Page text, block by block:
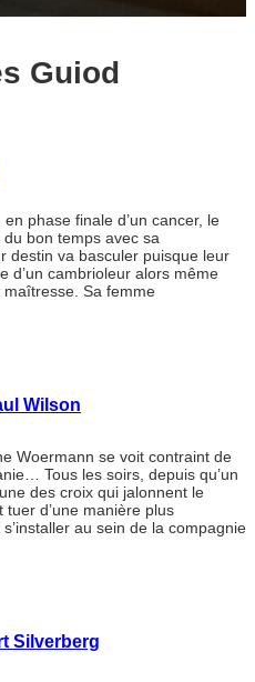
Guiod
phase finale d’un cancer, le
bon temps avec sa
destin va basculer puisque leur
d’un cambrioleur alors même
Sa femme
Wilson
Woermann se voit contraint de
Tous les soirs, depuis qu’un
des croix qui jalonnent le
d’une manière plus
au sein de la compagnie
Silverberg